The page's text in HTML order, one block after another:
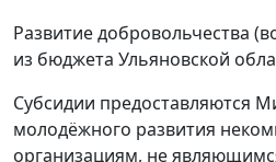
Развитие добровольчества
из бюджета Ульяновской
Субсидии предоставляются
молодёжного развития
организациям, не